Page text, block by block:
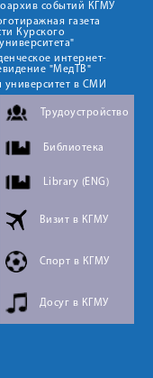
событий КГМУ
газета
Курского
интернет-
"МедТВ"
университет в СМИ
Трудоустройство
Библиотека
Library (ENG)
Визит в КГМУ
Спорт в КГМУ
Досуг в КГМУ